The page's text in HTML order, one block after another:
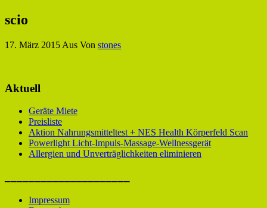
scio
17. März 2015 Aus Von stones
Aktuell
Geräte Miete
Preisliste
Aktion Nahrungsmitteltest + NES Health Körperfeld Scan
Powerlight Licht-Impuls-Massage-Wellnessgerät
Allergien und Unverträglichkeiten eliminieren
Impressum